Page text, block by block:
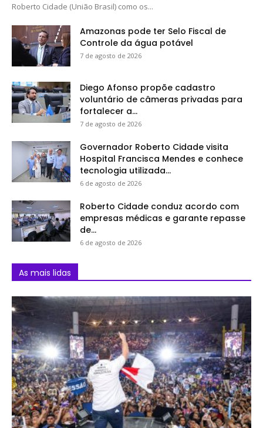
Roberto Cidade (União Brasil) como os...
Amazonas pode ter Selo Fiscal de
Controle da água potável
7 de agosto de 2026
Diego Afonso propõe cadastro
voluntário de câmeras privadas para
fortalecer a...
7 de agosto de 2026
Governador Roberto Cidade visita
Hospital Francisca Mendes e conhece
tecnologia utilizada...
6 de agosto de 2026
Roberto Cidade conduz acordo com
empresas médicas e garante repasse
de...
6 de agosto de 2026
As mais lidas